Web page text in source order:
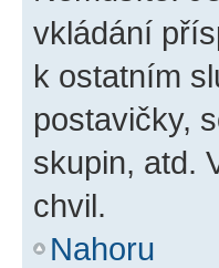
vkládání
k ostatním
postavičky,
skupin, atd.
chvil.
Nahoru